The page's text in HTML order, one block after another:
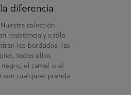
diferencia
colección
resistencia y estilo
los bordados, las
todos ellos
el camel o el
con cualquier prenda